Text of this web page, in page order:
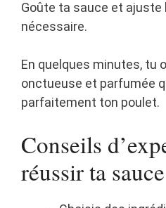
Goûte ta sauce et ajuste
nécessaire.
En quelques minutes, tu
onctueuse et parfumée
parfaitement ton poulet.
Conseils
réussir ta